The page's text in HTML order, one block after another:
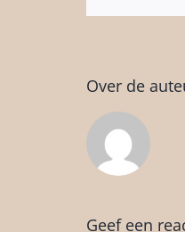
Over de
Geef een